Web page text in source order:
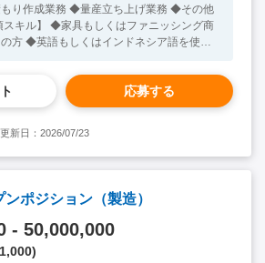
り作成業務 ◆量産立ち上げ業務 ◆その他
方 ◆英語もしくはインドネシア語を使用
和性のある業界経験をお持ちの方
応募する
更新日：2026/07/23
ポジション（製造）
- 50,000,000